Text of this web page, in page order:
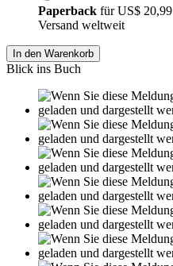
Paperback fürUS$ 20,99
Versand weltweit
In den Warenkorb
Blick ins Buch
Leseprobe aus 19 Seiten